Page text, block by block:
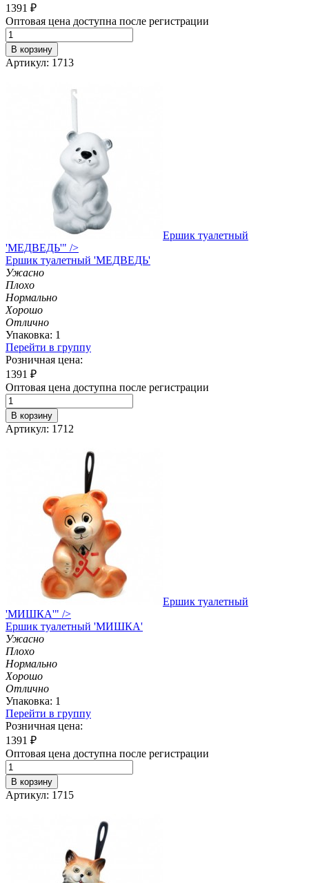
1391 ₽
Оптовая цена доступна после регистрации
В корзину
Артикул: 1713
Ершик туалетный
'МЕДВЕДЬ'" />
Ершик туалетный 'МЕДВЕДЬ'
Ужасно
Плохо
Нормально
Хорошо
Отлично
Упаковка: 1
Перейти в группу
Розничная цена:
1391 ₽
Оптовая цена доступна после регистрации
В корзину
Артикул: 1712
Ершик туалетный
'МИШКА'" />
Ершик туалетный 'МИШКА'
Ужасно
Плохо
Нормально
Хорошо
Отлично
Упаковка: 1
Перейти в группу
Розничная цена:
1391 ₽
Оптовая цена доступна после регистрации
В корзину
Артикул: 1715